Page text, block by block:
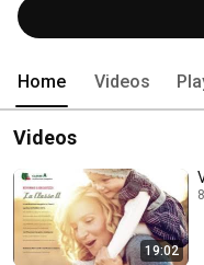
Home Videos
Videos
19:02